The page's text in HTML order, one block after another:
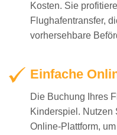
Kosten. Sie
Flughafentransfer,
vorhersehbare
Einfache
Die Buchung Ihres
Kinderspiel. Nutzen
Online-Plattform,